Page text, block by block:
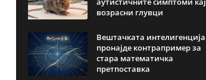
возрасни глувци
Вештачката интелигенција
пронајде контрапример за
стара математичка
претпоставка